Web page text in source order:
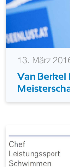
13. März
Van Berkel